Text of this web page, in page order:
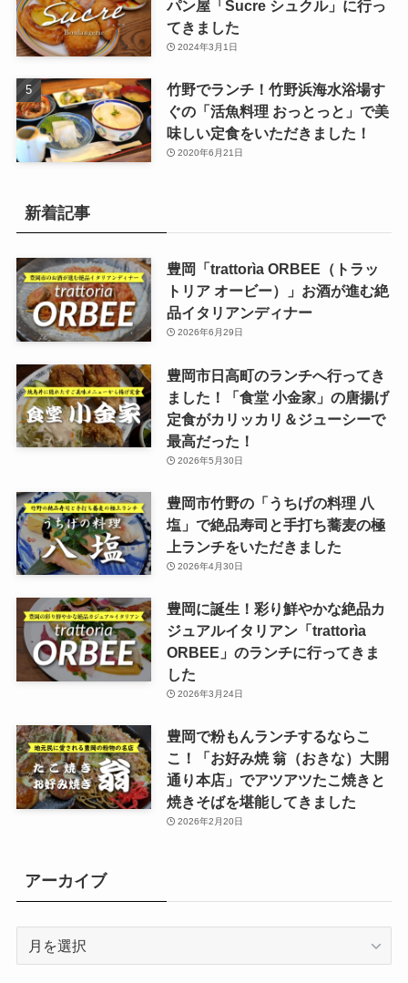
パン屋「Sucre シュクル」に行っ
てきました
2024年3月1日
竹野でランチ！竹野浜海水浴場す
ぐの「活魚料理 おっとっと」で美
味しい定食をいただきました！
2020年6月21日
新着記事
豊岡「trattorìa ORBEE（トラッ
トリア オービー）」お酒が進む絶
品イタリアンディナー
2026年6月29日
豊岡市日高町のランチへ行ってき
ました！「食堂 小金家」の唐揚げ
定食がカリッカリ＆ジューシーで
最高だった！
2026年5月30日
豊岡市竹野の「うちげの料理 八
塩」で絶品寿司と手打ち蕎麦の極
上ランチをいただきました
2026年4月30日
豊岡に誕生！彩り鮮やかな絶品カ
ジュアルイタリアン「trattorìa
ORBEE」のランチに行ってきま
した
2026年3月24日
豊岡で粉もんランチするならこ
こ！「お好み焼 翁（おきな）大開
通り本店」でアツアツたこ焼きと
焼きそばを堪能してきました
2026年2月20日
アーカイブ